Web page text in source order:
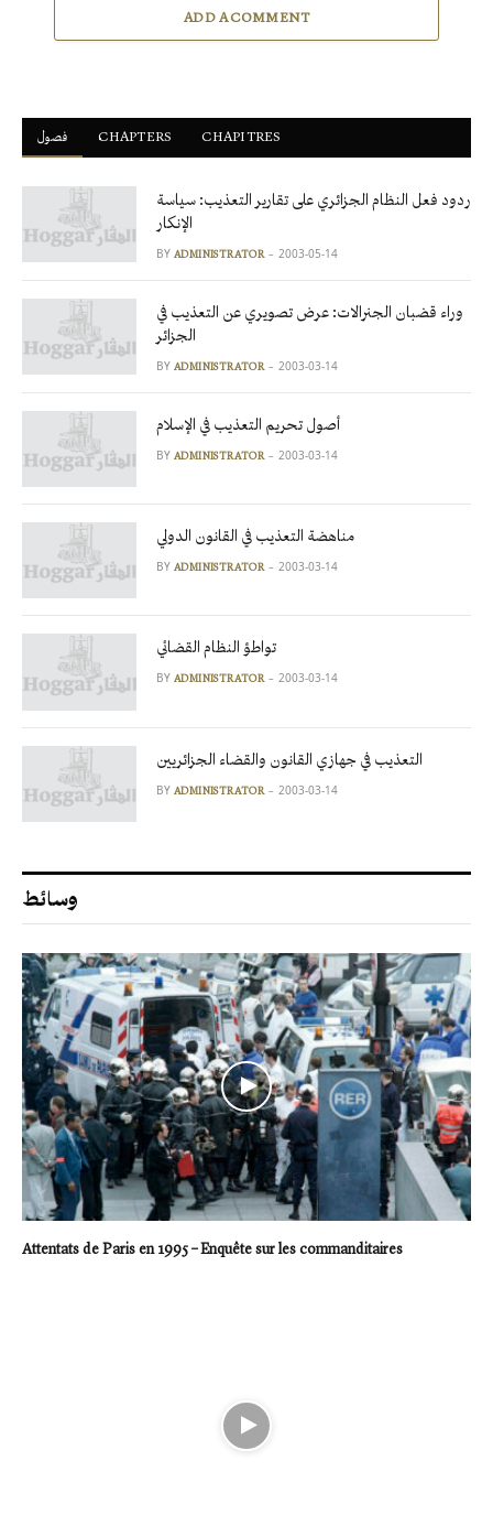
ADD A COMMENT
فصول ْCHAPTERS CHAPITRES
ردود فعل النظام الجزائري على تقارير التعذيب: سياسة
الإنكار
BY ADMINISTRATOR 2003-05-14
وراء قضبان الجنرالات: عرض تصويري عن التعذيب في
الجزائر
BY ADMINISTRATOR 2003-03-14
أصول تحريم التعذيب في الإسلام
BY ADMINISTRATOR 2003-03-14
مناهضة التعذيب في القانون الدولي
BY ADMINISTRATOR 2003-03-14
تواطؤ النظام القضائي
BY ADMINISTRATOR 2003-03-14
التعذيب في جهازي القانون والقضاء الجزائريين
BY ADMINISTRATOR 2003-03-14
وسائط
Attentats de Paris en 1995 – Enquête sur les commanditaires